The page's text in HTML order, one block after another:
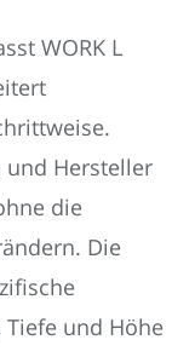
WORK L
und Hersteller
die
Die
und Höhe